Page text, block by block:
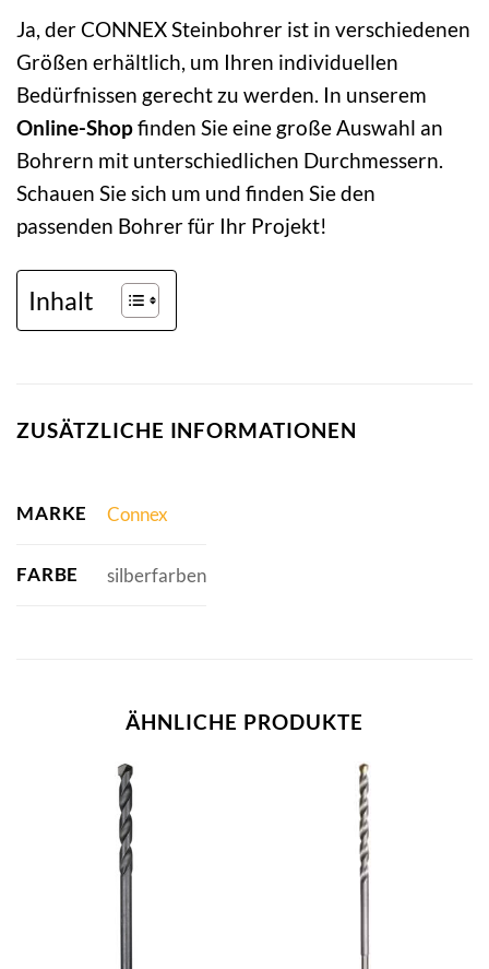
Ja, der CONNEX Steinbohrer ist in verschiedenen
Größen erhältlich, um Ihren individuellen
Bedürfnissen gerecht zu werden. In unserem
Online-Shopfinden Sie eine große Auswahl an
Bohrern mit unterschiedlichen Durchmessern.
Schauen Sie sich um und finden Sie den
passenden Bohrer für Ihr Projekt!
Inhalt
ZUSÄTZLICHE INFORMATIONEN
MARKE Connex
FARBE silberfarben
ÄHNLICHE PRODUKTE